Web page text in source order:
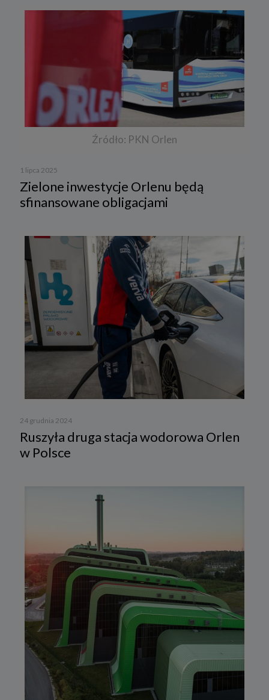
Źródło: PKN Orlen
1 lipca 2025
Zielone inwestycje Orlenu będą
sfinansowane obligacjami
24 grudnia 2024
Ruszyła druga stacja wodorowa Orlen
w Polsce